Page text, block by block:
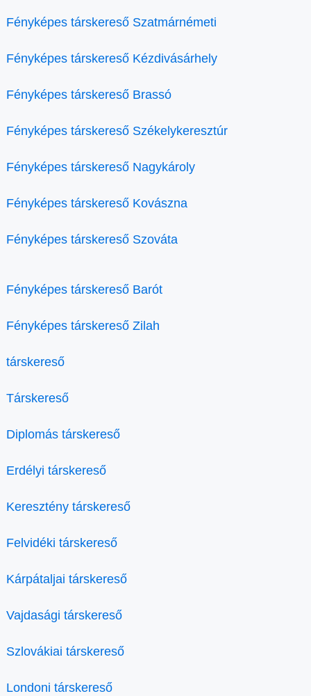
Fényképes társkereső Szatmárnémeti
Fényképes társkereső Kézdivásárhely
Fényképes társkereső Brassó
Fényképes társkereső Székelykeresztúr
Fényképes társkereső Nagykároly
Fényképes társkereső Kovászna
Fényképes társkereső Szováta
Fényképes társkereső Barót
Fényképes társkereső Zilah
társkereső
Társkereső
Diplomás társkereső
Erdélyi társkereső
Keresztény társkereső
Felvidéki társkereső
Kárpátaljai társkereső
Vajdasági társkereső
Szlovákiai társkereső
Londoni társkereső